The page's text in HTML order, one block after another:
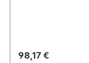
Regulärer Preis:
98,17 €